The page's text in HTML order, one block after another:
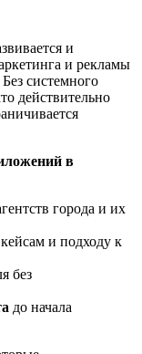
и
и рекламы
системного
действительно
в
города и их
и подходу к
без
до начала